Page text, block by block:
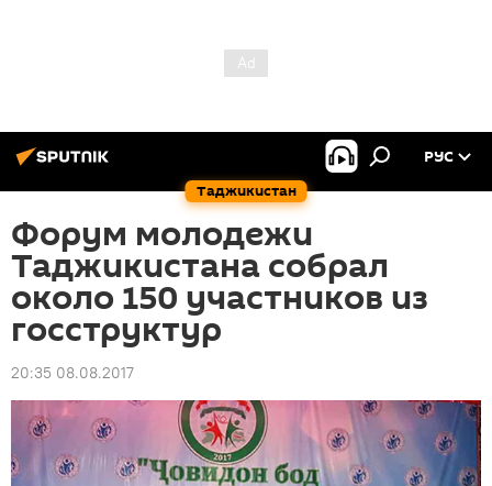
Таджикистан
РУС
Форум молодежи
Таджикистана собрал
около 150 участников из
госструктур
20:35 08.08.2017